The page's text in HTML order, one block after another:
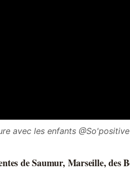
avec les enfants
de Saumur, Marseille, des